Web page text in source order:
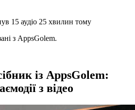
15 аудіо 25 хвилин тому
з AppsGolem.
із AppsGolem:
з відео